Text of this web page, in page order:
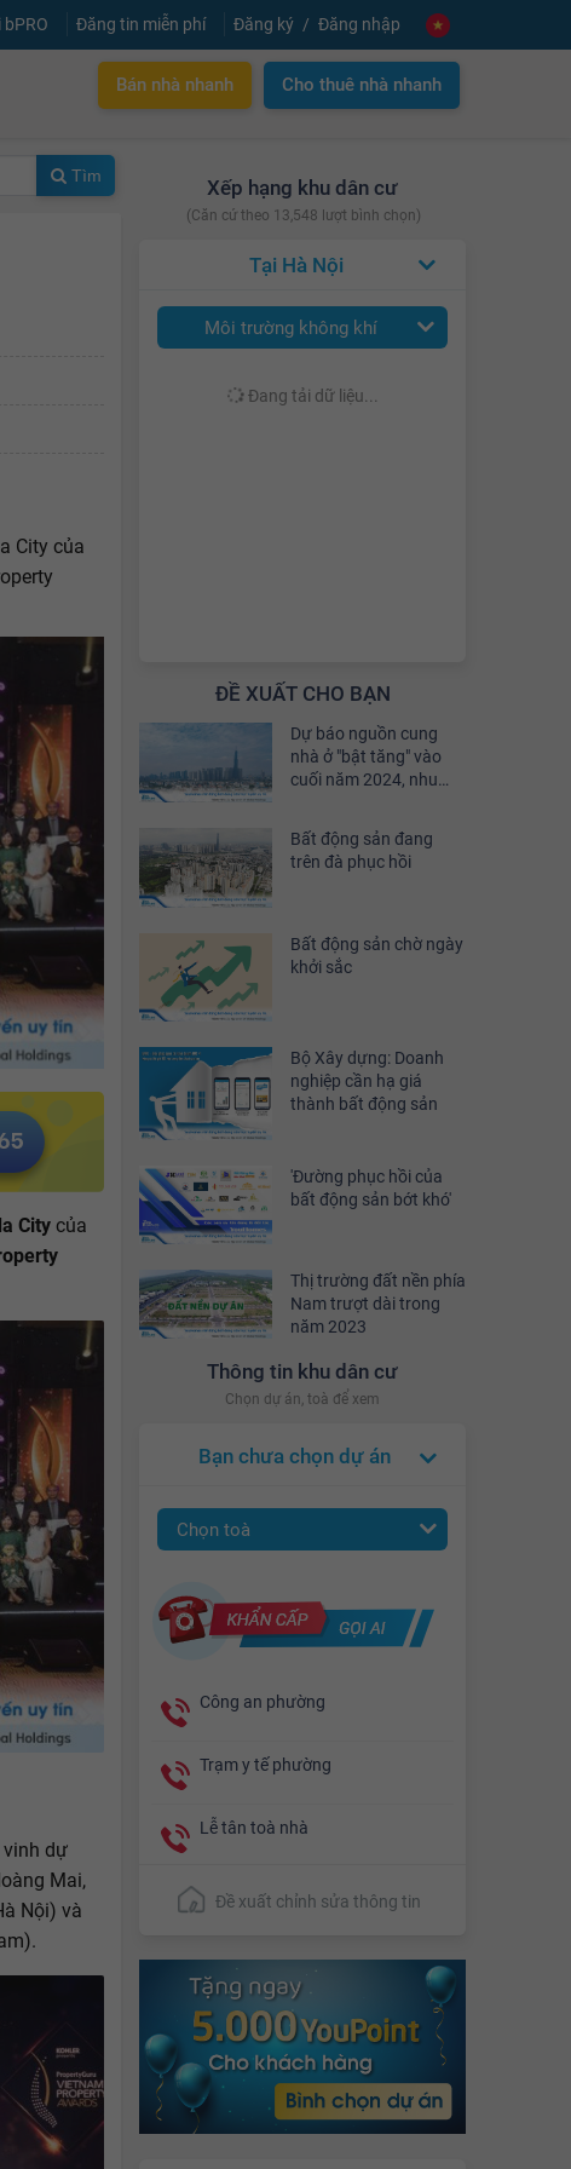
Đăng tin miễn phí Đăng ký Đăng nhập
Bán nhà nhanh Cho thuê nhà nhanh
Xếp hạng khu dân cư
(Căn cứ theo 13,548 lượt bình chọn)
Hà Nội
Môi trường không khí
Đang tải dữ liệu...
ĐỀ XUẤT CHO BẠN
Dự báo nguồn cung
nhà ở "bật tăng" vào
cuối năm 2024, nhu
khoảng 30%
Bất động sản đang
trên đà phục hồi
Bất động sản chờ ngày
khởi sắc
Bộ Xây dựng: Doanh
nghiệp cần hạ giá
thành bất động sản
'Đường phục hồi của
bất động sản bớt khó'
Thị trường đất nền phía
Nam trượt dài trong
năm 2023
Thông tin khu dân cư
Chọn dự án, toà để xem
Bạn chưa chọn dự án
Chọn toà
Công an phường
Trạm y tế phường
Lễ tân toà nhà
Đề xuất chỉnh sửa thông tin
Tìm
City của
City của
vinh dự
Mai,
Nội) và